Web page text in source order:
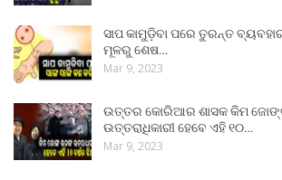
ସାପ କାମୁଡ଼ିବା ପରେ ତୁରନ୍ତ
ମୂଳରୁ ଶେଷ…
Mar 9, 2023
ଉତ୍ତର କୋରିଆର ଶାସକ କିମ
ଉତ୍ତରାଧିକାରୀ ହେବେ ଏହି ୧୦…
Mar 9, 2023